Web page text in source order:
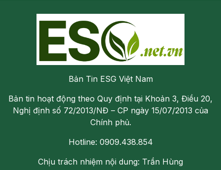
Bản Tin ESG Việt Nam
Bản tin hoạt động theo Quy định tại Khoản 3, Điều 20,
Nghị định số 72/2013/NĐ – CP ngày 15/07/2013 của
Chính phủ.
Hotline: 0909.438.854
Chịu trách nhiệm nội dung: Trần Hùng